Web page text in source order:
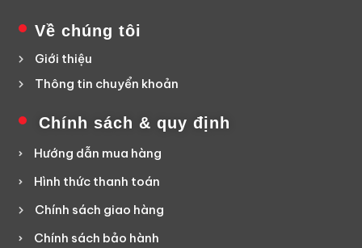
Về chúng tôi
Giới thiệu
Thông tin chuyển khoản
Chính sách & quy định
Hướng dẫn mua hàng
Hình thức thanh toán
Chính sách giao hàng
Chính sách bảo hành